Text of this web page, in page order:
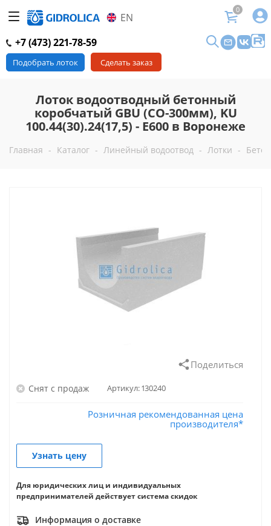
EN
0
+7 (473) 221-78-59
Подобрать лоток Сделать заказ
Лоток водоотводный бетонный
коробчатый GBU (СО-300мм), KU
100.44(30).24(17,5) - E600 в Воронеже
Главная - Каталог - Линейный водоотвод - Лотки -
Поделиться
Снят с продаж Артикул:130240
Розничная рекомендованная цена
производителя*
Узнать цену
Для юридических лиц и индивидуальных
предпринимателей действует система скидок
Информация о доставке